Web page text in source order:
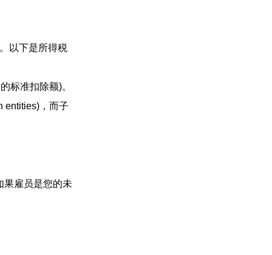
以下是所得税
标准扣除额)。
entities)，而子
果雇员是您的未